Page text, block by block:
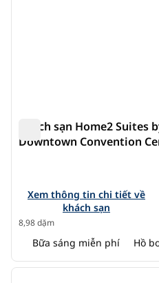
Khách sạn Home2
Downtown Convention
Xem chi tiết khách sạn
Xem thông tin chi tiết về
khách sạn
8,98 dặm
Bữa sáng miễn phí Hồ
1/12